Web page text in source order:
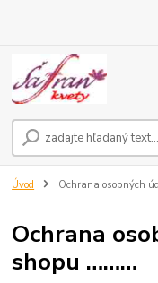
Úvod Ochrana osobných
Ochrana
shopu ………